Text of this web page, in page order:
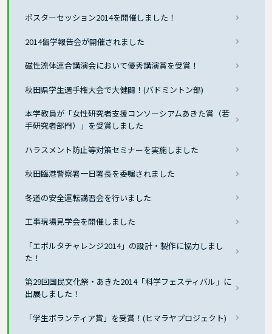
ポスターセッション2014を開催しました！
2014留学報告会が開催されました
磁性流体連合講演会において優秀講演賞を受賞！
秋田県学生選手権大会で大健闘！(バドミントン部)
本学教員が「女性研究者支援コンソーシアムあきた賞（若
手研究者部門）」を受賞しました
ハラスメント防止等対策セミナーを実施しました
秋田臨港警察署一日署長を委嘱されました
冬道の安全運転講習会を行いました
工事現場見学会を開催しました
「エボルタチャレンジ2014」の設計・製作に協力しまし
た！
第29回国民文化祭・あきた2014「科学フェスティバル」に
出展しました！
「学生ボランティア賞」を受賞！(ヒマラヤプロジェクト)